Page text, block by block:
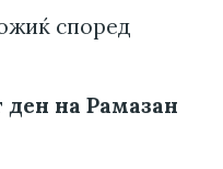
според
ден на Рамазан